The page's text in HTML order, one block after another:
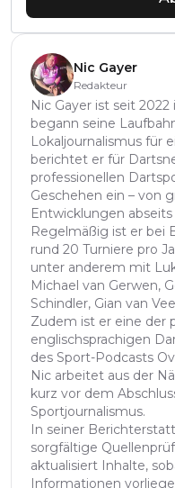
Nic Gayer
Redakteur
Nic Gayer ist seit
begann seine
Lokaljournalismus für
berichtet er für
professionellen
Geschehen ein – von
Entwicklungen
Regelmäßig ist er bei
rund 20 Turniere pro
unter anderem mit
Michael van Gerwen,
Schindler, Gian van
Zudem ist er eine der
englischsprachigen
des Sport-Podcasts
Nic arbeitet aus der
kurz vor dem
Sportjournalismus.
In seiner
sorgfältige
aktualisiert Inhalte,
Informationen